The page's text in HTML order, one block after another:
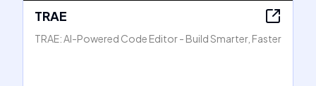
TRAE
TRAE: AI-Powered Code Editor - Build Smarter, Faster